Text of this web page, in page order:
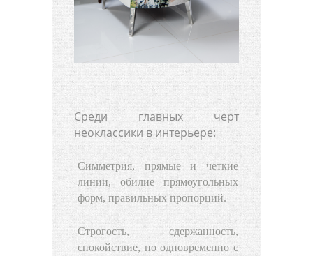
Среди главных черт
неоклассики в интерьере:
Симметрия, прямые и четкие
линии, обилие прямоугольных
форм, правильных пропорций.
Строгость, сдержанность,
спокойствие, но одновременно с